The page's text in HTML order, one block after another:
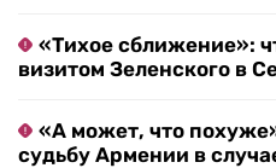
«Тихое сближение»:
визитом Зеленского в
«А может, что
судьбу Армении в